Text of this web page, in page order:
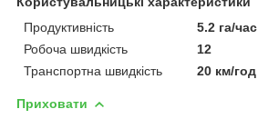
Продуктивність
5.2 га/час
Робоча швидкість
12
Транспортна швидкість
20 км/год
Приховати